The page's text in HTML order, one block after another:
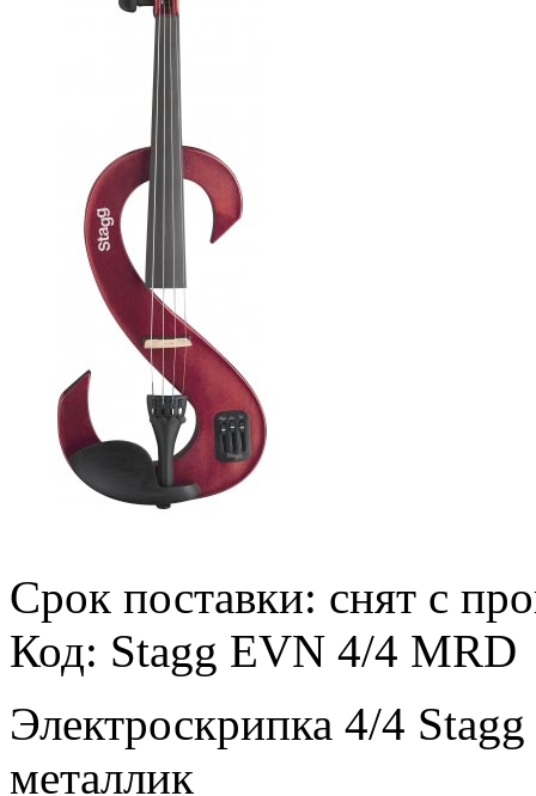
Срок поставки: снят с
Код: Stagg EVN 4/4 MRD
Электроскрипка 4/4
металлик